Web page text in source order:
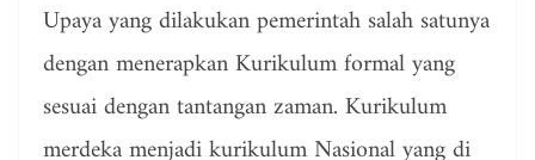
Upaya yang dilakukan pemerintah salah satunya
dengan menerapkan Kurikulum formal yang
sesuai dengan tantangan zaman. Kurikulum
merdeka menjadi kurikulum Nasional yang di